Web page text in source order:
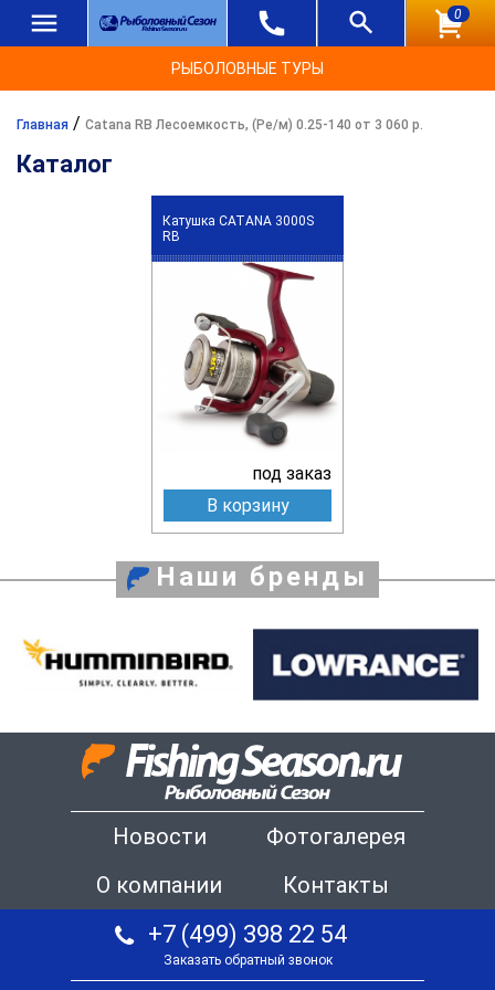
0
РЫБОЛОВНЫЕ ТУРЫ
Главная / Catana RB Лесоемкость, (Ре/м) 0.25-140 от 3 060 р.
Каталог
Катушка CATANA 3000S
RB
под заказ
В корзину
Наши бренды
Новости
Фотогалерея
О компании
Контакты
+7 (499) 398 22 54
Заказать обратный звонок